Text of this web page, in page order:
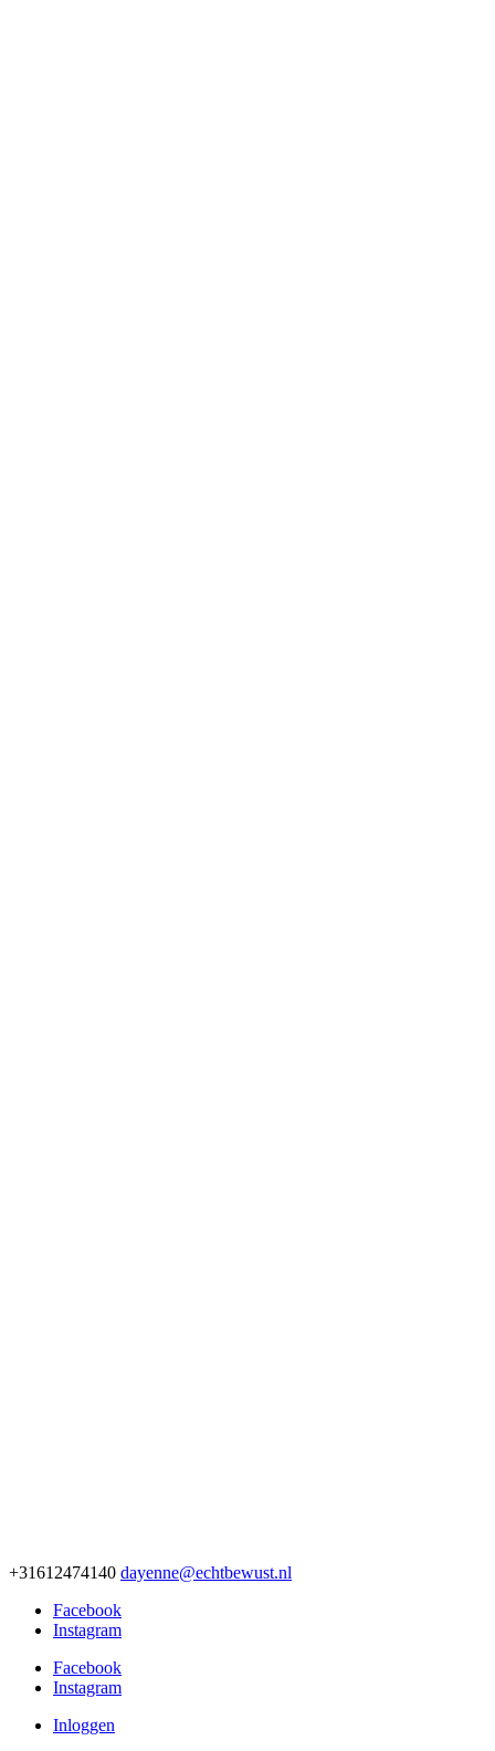
+31612474140 dayenne@echtbewust.nl
Facebook
Instagram
Facebook
Instagram
Inloggen